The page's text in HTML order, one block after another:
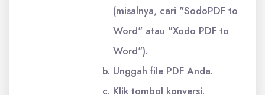
(misalnya, cari "SodoPDF to
Word" atau "Xodo PDF to
Word").
Unggah file PDF Anda.
Klik tombol konversi.